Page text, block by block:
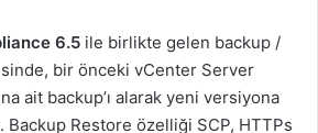
6.5 ile birlikte gelen backup /
bir önceki vCenter Server
ait backup’ı alarak yeni versiyona
Restore özelliği SCP, HTTPs